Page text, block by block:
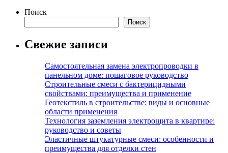
Поиск
Поиск
Свежие записи
Самостоятельная замена электропроводки в
панельном доме: пошаговое руководство
Строительные смеси с бактерицидными
свойствами: преимущества и применение
Геотекстиль в строительстве: виды и основные
области применения
Технология заземления электрощита в квартире:
руководство и советы
Эластичные штукатурные смеси: особенности и
преимущества для отделки стен